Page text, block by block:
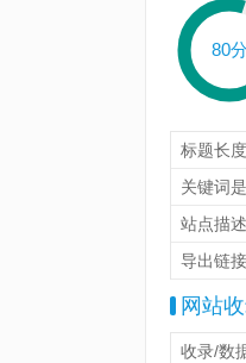
80
标题长度
关键词
站点描述
导出链接
网站
收录/数